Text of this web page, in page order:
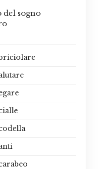
del sogno